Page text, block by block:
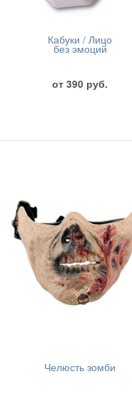
Кабуки / Лицо
без эмоций
от 390 руб.
Челюсть зомби